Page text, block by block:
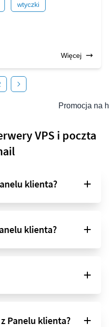
wtyczki
Więcej
VPS i poczta
klienta?
klienta?
Panelu klienta?